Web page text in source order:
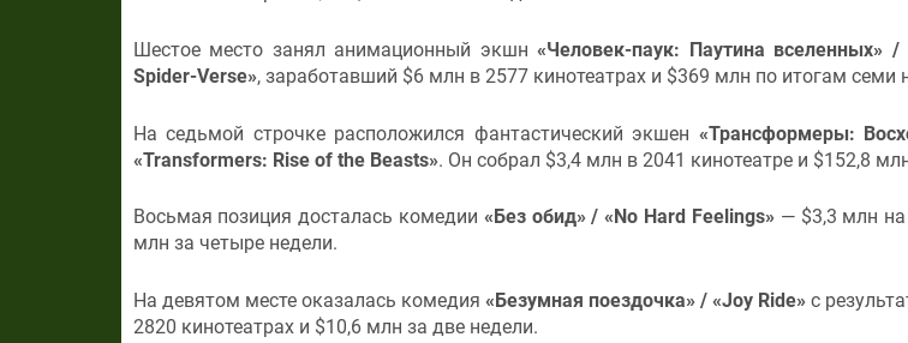
Шестое место занял анимационный экшн«Человек-паук: Паутина вселенных»
Spider-Verse», заработавший $6 млн в 2577 кинотеатрах и $369 млн по итогам семи
На седьмой строчке расположился фантастический экшен «Трансформеры:
«Transformers: Rise of the Beasts». Он собрал $3,4 млн в 2041 кинотеатре и $152,8
Восьмая позиция досталась комедии «Без обид» / «No Hard Feelings» — $3,3 млн
млн за четыре недели.
На девятом месте оказалась комедия «Безумная поездочка» / «Joy Ride» с
2820 кинотеатрах и $10,6 млн за две недели.